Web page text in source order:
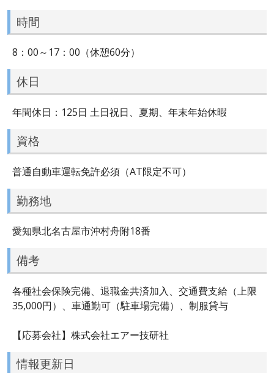
時間
8：00～17：00（休憩60分）
休日
年間休日：125日 土日祝日、夏期、年末年始休暇
資格
普通自動車運転免許必須（AT限定不可）
勤務地
愛知県北名古屋市沖村舟附18番
備考
各種社会保険完備、退職金共済加入、交通費支給（上限
35,000円）、車通勤可（駐車場完備）、制服貸与
【応募会社】株式会社エアー技研社
情報更新日